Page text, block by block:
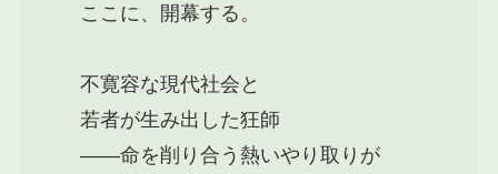
ここに、開幕する。
不寛容な現代社会と
若者が生み出した狂師
――命を削り合う熱いやり取りが